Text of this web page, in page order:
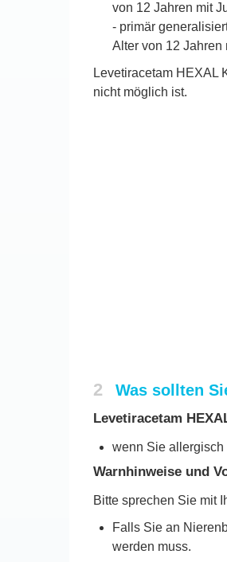
von 12 Jahren mit
- primär
Alter von 12
Levetiracetam HEXAL
nicht möglich ist.
2 Was sollten
Levetiracetam
wenn Sie allergisch
Warnhinweise und
Bitte sprechen Sie mit
Falls Sie an
werden muss.